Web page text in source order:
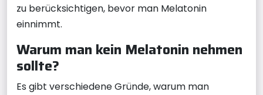
zu berücksichtigen, bevor man Melatonin
einnimmt.
Warum man kein Melatonin nehmen
sollte?
Es gibt verschiedene Gründe, warum man